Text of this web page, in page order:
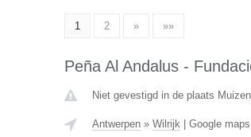
1 2 » »»
Peña Al Andalus -
Niet gevestigd in de plaats
Antwerpen» Wilrijk| Google maps